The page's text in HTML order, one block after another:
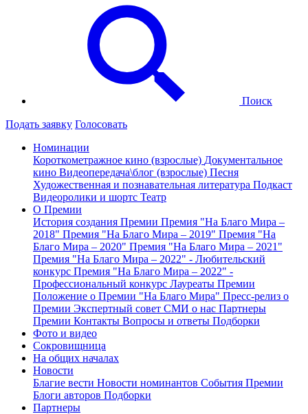
Поиск
Подать заявку Голосовать
Номинации
Короткометражное кино (взрослые) Документальное
кино Видеопередача\блог (взрослые) Песня
Художественная и познавательная литература Подкаст
Видеоролики и шортс Театр
О Премии
История создания Премии Премия "На Благо Мира –
2018" Премия "На Благо Мира – 2019" Премия "На
Благо Мира – 2020" Премия "На Благо Мира – 2021"
Премия "На Благо Мира – 2022" - Любительский
конкурс Премия "На Благо Мира – 2022" -
Профессиональный конкурс Лауреаты Премии
Положение о Премии "На Благо Мира" Пресс-релиз о
Премии Экспертный совет СМИ о нас Партнеры
Премии Контакты Вопросы и ответы Подборки
Фото и видео
Сокровищница
На общих началах
Новости
Благие вести Новости номинантов События Премии
Блоги авторов Подборки
Партнеры